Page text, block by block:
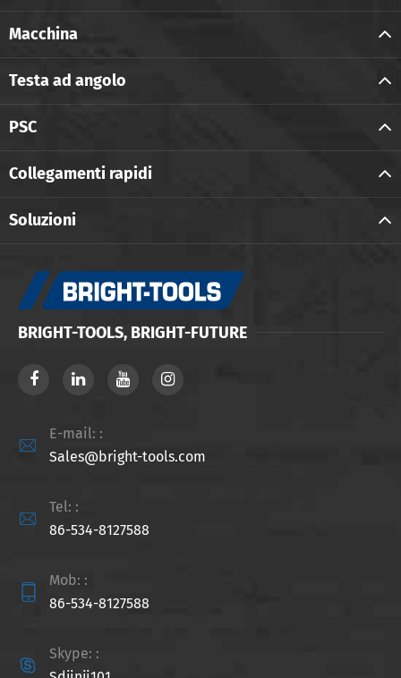
Macchina
Testa ad angolo
PSC
Collegamenti rapidi
Soluzioni
BRIGHT-TOOLS, BRIGHT-FUTURE

E-mail: :
Sales@bright-tools.com

Tel: :
86-534-8127588

Mob: :
86-534-8127588

Skype: :